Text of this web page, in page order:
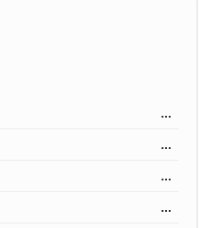
...
...
...
...